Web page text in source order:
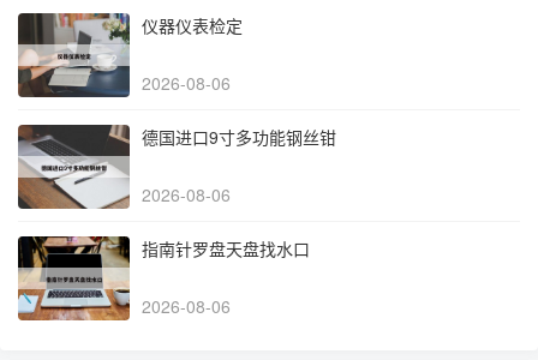
仪器仪表检定
2026-08-06
德国进口9寸多功能钢丝钳
2026-08-06
指南针罗盘天盘找水口
2026-08-06